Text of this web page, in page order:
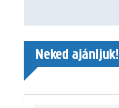
Neked ajánljuk!